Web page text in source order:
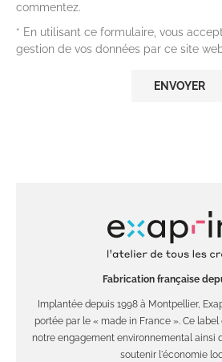
commentez.
* En utilisant ce formulaire, vous
gestion de vos données par ce site
Fabrication française
Implantée depuis 1998 à Montpellier,
portée par le « made in France ». Ce
notre engagement environnemental ainsi
soutenir l'économie